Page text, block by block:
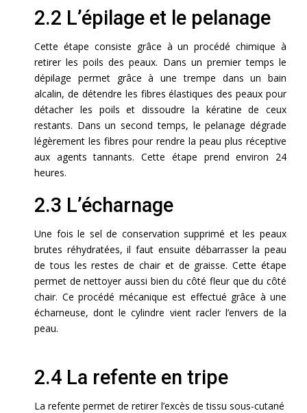
2.2 L’épilage et le pelanage
Cette étape consiste grâce à un procédé chimique à
retirer les poils des peaux. Dans un premier temps le
dépilage permet grâce à une trempe dans un bain
alcalin, de détendre les fibres élastiques des peaux pour
détacher les poils et dissoudre la kératine de ceux
restants. Dans un second temps, le pelanage dégrade
légèrement les fibres pour rendre la peau plus réceptive
aux agents tannants. Cette étape prend environ 24
heures.
2.3 L’écharnage
Une fois le sel de conservation supprimé et les peaux
brutes réhydratées, il faut ensuite débarrasser la peau
de tous les restes de chair et de graisse. Cette étape
permet de nettoyer aussi bien du côté fleur que du côté
chair. Ce procédé mécanique est effectué grâce à une
écharneuse, dont le cylindre vient racler l’envers de la
peau.
2.4 La refente en tripe
La refente permet de retirer l’excès de tissu sous-cutané